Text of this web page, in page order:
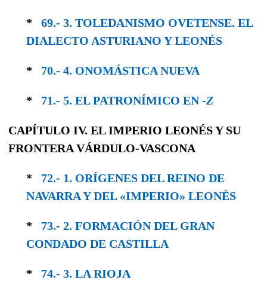
* 69.- 3. TOLEDANISMO OVETENSE. EL
DIALEC­TO ASTURIANO Y LEONÉS
* 70.- 4. ONOMÁSTICA NUEVA
* 71.- 5. EL PATRONÍMICO EN -Z
CAPÍTULO IV. EL IMPERIO LEONÉS Y SU
FRONTERA VÁRDULO-VASCONA
* 72.- 1. ORÍGENES DEL REINO DE
NAVARRA Y DEL «IMPERIO» LEONÉS
* 73.- 2. FORMACIÓN DEL GRAN
CONDADO DE CASTILLA
* 74.- 3. LA RIOJA